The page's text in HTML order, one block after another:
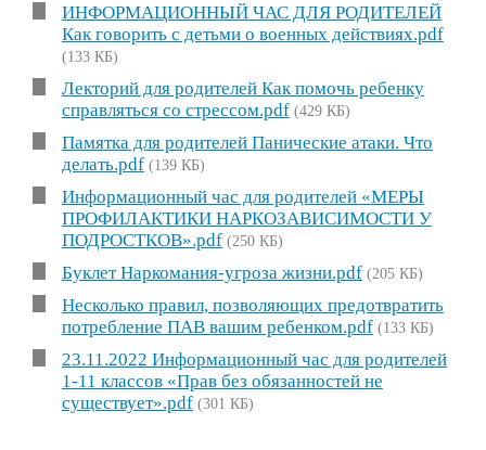
ИНФОРМАЦИОННЫЙ ЧАС ДЛЯ РОДИТЕЛЕЙ
Как говорить с детьми о военных действиях.pdf
(133 КБ)
Лекторий для родителей Как помочь ребенку
справляться со стрессом.pdf (429 КБ)
Памятка для родителей Панические атаки. Что
делать.pdf (139 КБ)
Информационный час для родителей «МЕРЫ
ПРОФИЛАКТИКИ НАРКОЗАВИСИМОСТИ У
ПОДРОСТКОВ».pdf (250 КБ)
Буклет Наркомания-угроза жизни.pdf (205 КБ)
Несколько правил, позволяющих предотвратить
потребление ПАВ вашим ребенком.pdf (133 КБ)
23.11.2022 Информационный час для родителей
1-11 классов «Прав без обязанностей не
существует».pdf (301 КБ)